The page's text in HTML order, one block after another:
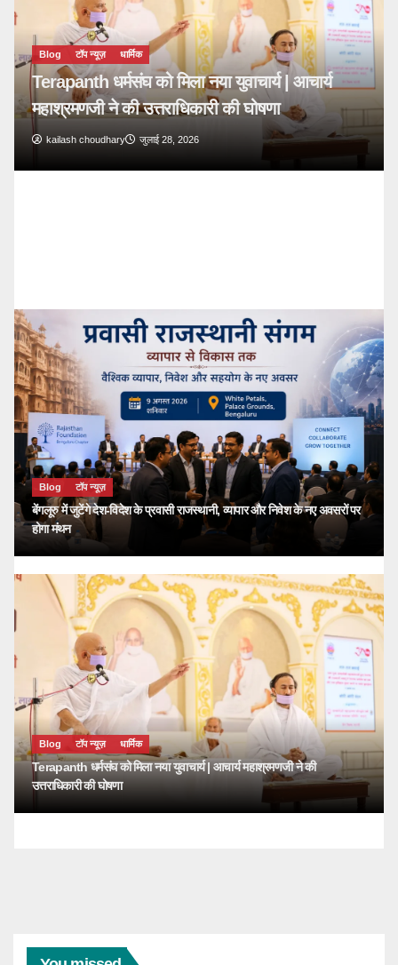
Blog टॉप न्यूज़
बेंगलूरु में जुटेंगे देश-विदेश के प्रवासी राजस्थानी, व्यापार और निवेश के नए अवसरों पर
होगा मंथन
Blog टॉप न्यूज़ धार्मिक
Terapanth धर्मसंघ को मिला नया युवाचार्य | आचार्य महाश्रमणजी ने की
उत्तराधिकारी की घोषणा